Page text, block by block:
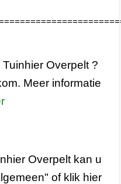
Overpelt ?
Meer informatie
Overpelt kan u
of klik hier